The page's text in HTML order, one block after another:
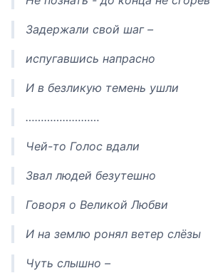
Задержали свой шаг –
испугавшись напрасно
И в безликую темень ушли
……………………
Чей-то Голос вдали
Звал людей безутешно
Говоря о Великой Любви
И на землю ронял ветер слёзы
Чуть слышно –